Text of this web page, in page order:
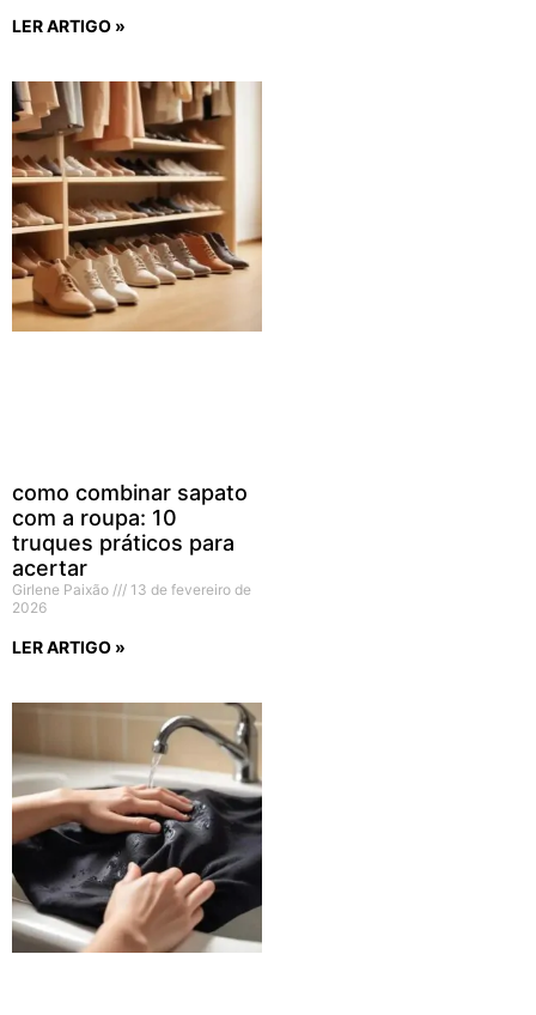
LER ARTIGO »
como combinar sapato
com a roupa: 10
truques práticos para
acertar
Girlene Paixão
13 de fevereiro de
2026
LER ARTIGO »